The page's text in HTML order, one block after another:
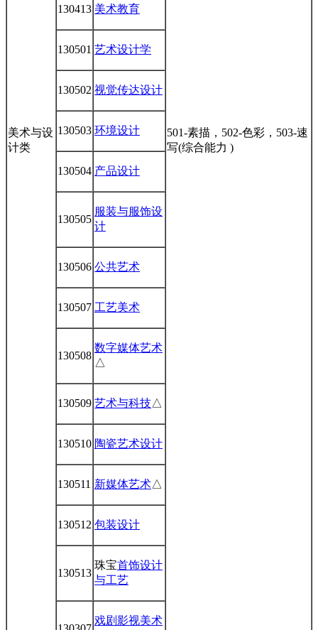
美术与设
计类
501-素描，502-色彩，503-速
写(综合能力 )
130413 美术教育
130501 艺术设计学
130502 视觉传达设计
130503 环境设计
130504 产品设计
130505
服装与服饰设
计
130506 公共艺术
130507 工艺美术
130508
数字媒体艺术
△
130509 艺术与科技△
130510 陶瓷艺术设计
130511 新媒体艺术△
130512 包装设计
130513
珠宝首饰设计
与工艺
戏剧影视美术